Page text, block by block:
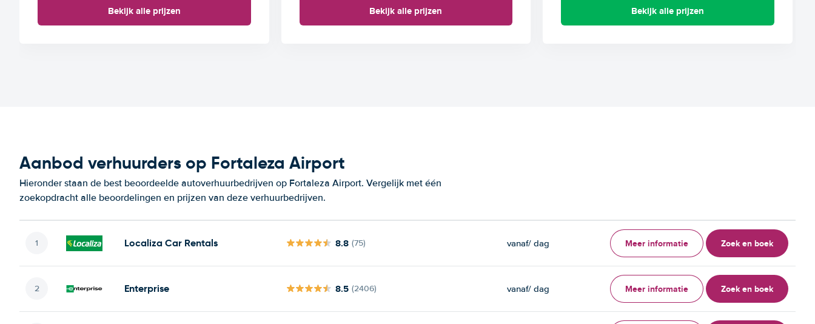
Bekijk alle prijzen Bekijk alle prijzen Bekijk alle prijzen
Aanbod verhuurders op Fortaleza Airport
Hieronder staan de best beoordeelde autoverhuurbedrijven op Fortaleza Airport. Vergelijk met één
zoekopdracht alle beoordelingen en prijzen van deze verhuurbedrijven.
Localiza Car Rentals 8.8 (75) vanaf/ dag Meer informatie Zoek en boek
Enterprise 8.5 (2406) vanaf/ dag Meer informatie Zoek en boek